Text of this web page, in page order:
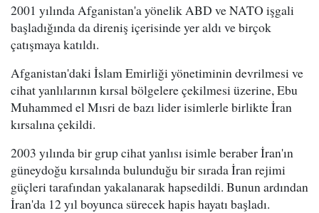
2001 yılında Afganistan'a yönelik ABD ve NATO işgali
başladığında da direniş içerisinde yer aldı ve birçok
çatışmaya katıldı.
Afganistan'daki İslam Emirliği yönetiminin devrilmesi ve
cihat yanlılarının kırsal bölgelere çekilmesi üzerine, Ebu
Muhammed el Mısri de bazı lider isimlerle birlikte İran
kırsalına çekildi.
2003 yılında bir grup cihat yanlısı isimle beraber İran'ın
güneydoğu kırsalında bulunduğu bir sırada İran rejimi
güçleri tarafından yakalanarak hapsedildi. Bunun ardından
İran'da 12 yıl boyunca sürecek hapis hayatı başladı.